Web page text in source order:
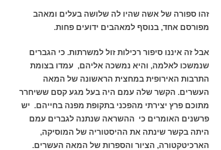
זהו ספורה של אשה שהיו לה שלושה בעלים ומאהב
מפורסם אחד, בנוסף למאהבים ידועים פחות.
אבל זה איננו סיפור רכילות זול למשרתות. כי הגברים
שנמשכו לאלמה, והיא נמשכה אליהם, עמדו בצומת
התרבות האירופית במחצית הראשונה של המאה
העשרים. הקשר שלה עמם היה בעל מגע קסם ששיחרר
מתוכם פרץ יצירתי מהפכני בתקופת מפנה בחייהם. יש
פרשנים האומרים כי ההשראה שנתנה לגברים עמם
היתה בקשר שינתה את ההיסטוריה של המוסיקה,
הארכיטקטורה, הציור והספרות של המאה העשרים.